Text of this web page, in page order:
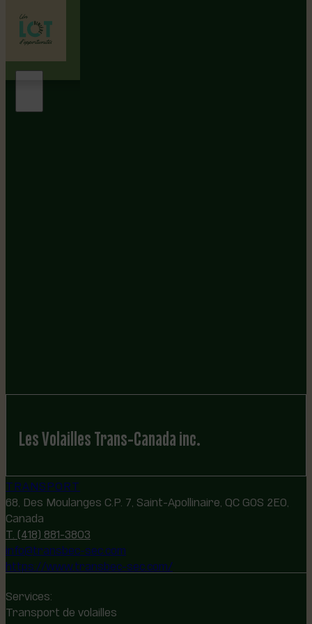
Les Volailles Trans-Canada inc.
TRANSPORT
68, Des Moulanges C.P. 7, Saint-Apollinaire, QC G0S 2E0,
Canada
T. (418) 881-3803
info@transbec-sec.com
https://www.transbec-sec.com/
Services:
Transport de volailles